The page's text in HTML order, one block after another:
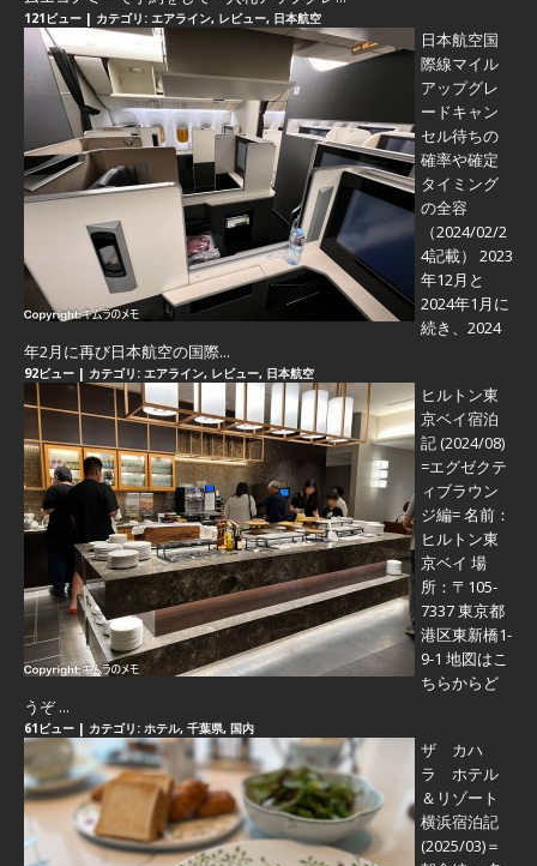
121ビュー | カテゴリ: エアライン, レビュー, 日本航空
日本航空国
際線マイル
アップグレ
ードキャン
セル待ちの
確率や確定
タイミング
の全容
（2024/02/2
4記載） 2023
年12月と
2024年1月に
続き、2024
年2月に再び日本航空の国際...
92ビュー | カテゴリ: エアライン, レビュー, 日本航空
ヒルトン東
京ベイ宿泊
記 (2024/08)
=エグゼクテ
ィブラウン
ジ編=名前：
ヒルトン東
京ベイ 場
所：〒105-
7337 東京都
港区東新橋1-
9-1 地図はこ
ちらからど
うぞ ...
61ビュー | カテゴリ: ホテル, 千葉県, 国内
ザ カハ
ラ ホテル
＆リゾート
横浜宿泊記
(2025/03)＝